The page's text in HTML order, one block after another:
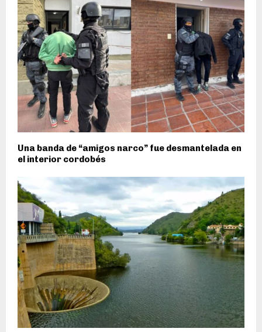
Una banda de “amigos narco” fue desmantelada en
el interior cordobés